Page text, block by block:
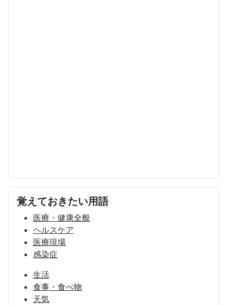
覚えておきたい用語
医療・健康全般
ヘルスケア
医療現場
感染症
生活
食事・食べ物
天気